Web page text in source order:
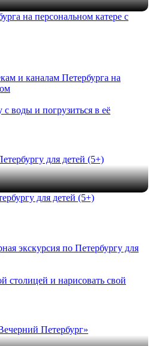
на персональном катере с
воды и погрузиться в её
для детей (5+)
столицей и нарисовать свой